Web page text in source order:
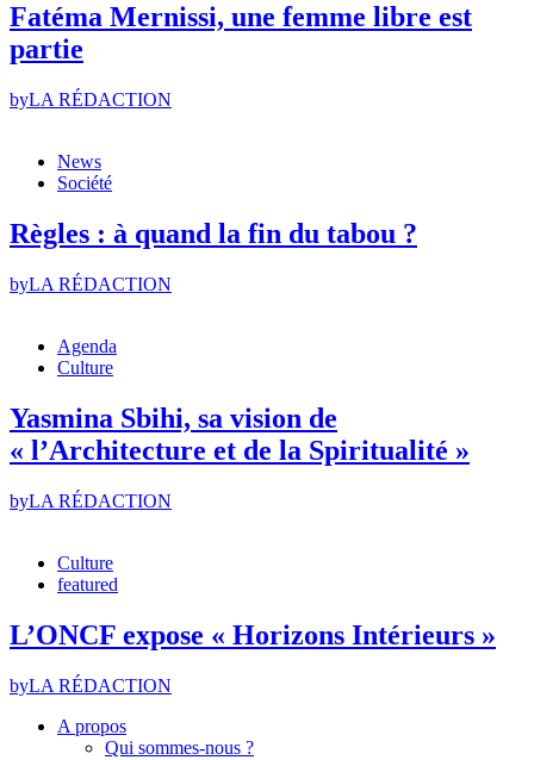
Fatéma Mernissi, une femme libre est
partie
byLA RÉDACTION
News
Société
Règles : à quand la fin du tabou ?
byLA RÉDACTION
Agenda
Culture
Yasmina Sbihi, sa vision de
« l’Architecture et de la Spiritualité »
byLA RÉDACTION
Culture
featured
L’ONCF expose « Horizons Intérieurs »
byLA RÉDACTION
A propos
Qui sommes-nous ?